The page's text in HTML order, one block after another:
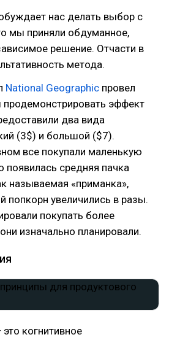
нас делать выбор с
мы приняли обдуманное,
решение. Отчасти в
метода.
National Geographic провел
продемонстрировать эффект
два вида
(3$) и большой ($7).
все покупали маленькую
появилась средняя пачка
называемая «приманка»,
попкорн увеличились в разы.
покупать более
изначально планировали.
когнитивное